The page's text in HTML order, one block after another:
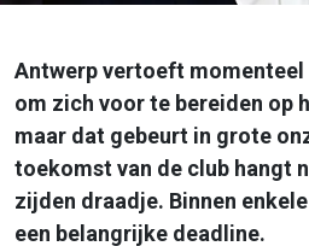
Antwerp vertoeft momenteel
om zich voor te bereiden op
maar dat gebeurt in grote
toekomst van de club hangt
zijden draadje. Binnen
een belangrijke deadline.